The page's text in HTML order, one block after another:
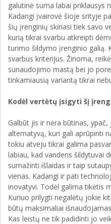
galutinė suma labai priklausys
Kadangi įvairovė šioje srityje
šių įrenginių skiriasi tiek savo
kurią tikrai svarbu atkreipti
turimo šildymo įrenginio galią.
svarbus kriterijus. Žinoma,
sunaudojimo mastą bei jo
tinkamiausią variantą tikrai
Kodėl vertėtų įsigyti šį
Galbūt jis ir nėra būtinas,
alternatyvą, kuri gali aprūpinti
tokiu atveju tikrai galima
labiau, kad vandens šildytuvai
sumažinti išlaidas ir taip
vienas. Kadangi ir pati
inovatyvi. Todėl galima tikėtis
Kuriuo prilygti negalėtų jokie
būtų maksimaliai
Kas leistų ne tik padidinti jo